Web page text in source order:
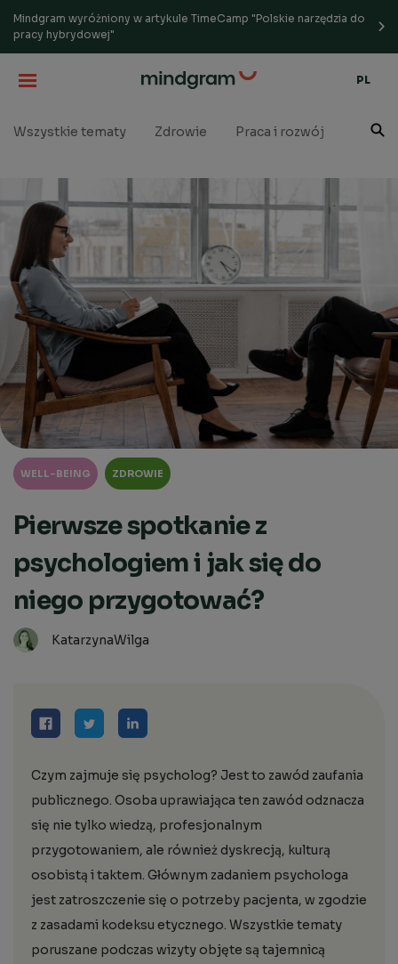
Mindgram wyróżniony w artykule TimeCamp "Polskie narzędzia do
pracy hybrydowej"
PL
Wszystkie tematy Zdrowie Praca i rozwój Well-
WELL-BEING ZDROWIE
Pierwsze spotkanie z
psychologiem i jak się do
niego przygotować?
KatarzynaWilga
Czym zajmuje się psycholog? Jest to zawód zaufania
publicznego. Osoba uprawiająca ten zawód odznacza
się nie tylko wiedzą, profesjonalnym
przygotowaniem, ale również dyskrecją, kulturą
osobistą i taktem. Głównym zadaniem psychologa
jest zatroszczenie się o potrzeby pacjenta, w zgodzie
z zasadami kodeksu etycznego. Wszystkie tematy
poruszane podczas wizyty objęte są tajemnicą